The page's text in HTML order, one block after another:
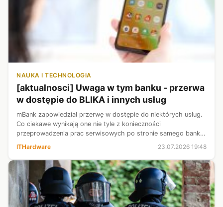
NAUKA I TECHNOLOGIA
[aktualnosci] Uwaga w tym banku - przerwa
w dostępie do BLIKA i innych usług
mBank zapowiedział przerwę w dostępie do niektórych usług.
Co ciekawe wynikają one nie tyle z konieczności
przeprowadzenia prac serwisowych po stronie samego banku,
lecz zewnętrznych podmiotów. Najbliższe dwa weekendy
ITHardware 23.07.2026 19:48